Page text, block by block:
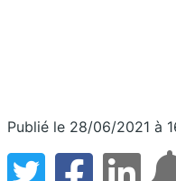
Publié le 28/06/2021 à